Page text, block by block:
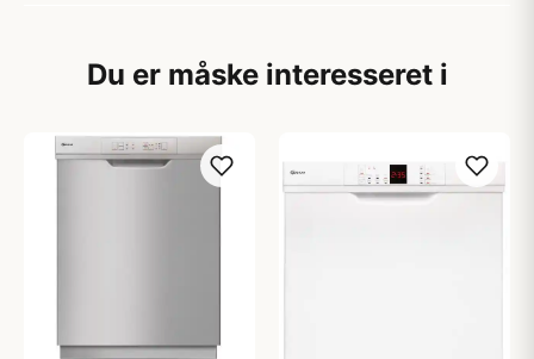
Du er måske interesseret i